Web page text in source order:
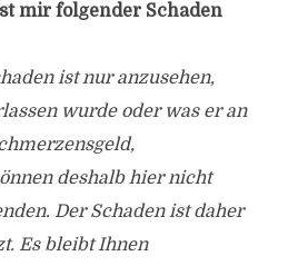
mir folgender Schaden
ist nur anzusehen,
wurde oder was er an
deshalb hier nicht
Der Schaden ist daher
Es bleibt Ihnen